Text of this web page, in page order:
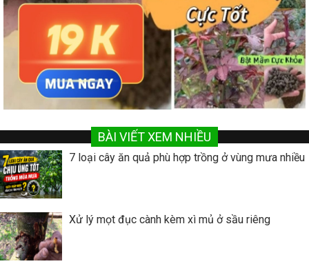
BÀI VIẾT XEM NHIỀU
7 loại cây ăn quả phù hợp trồng ở vùng mưa nhiều
Xử lý mọt đục cành kèm xì mủ ở sầu riêng